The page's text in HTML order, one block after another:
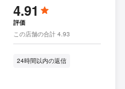
4.91
評価
この店舗の合計 4.93
24時間以内の返信